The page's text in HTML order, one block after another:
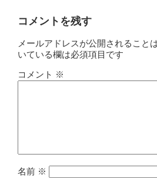
コメントを残す
メールアドレスが公開されること
いている欄は必須項目です
コメント ※
名前 ※